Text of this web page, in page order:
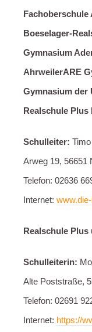
Fachoberschule
Boeselager-
Gymnasium
AhrweilerARE
Gymnasium der
Realschule Plus
Schulleiter:
Arweg 19, 56651
Telefon: 02636
Internet:
Realschule Plus
Schulleiterin:
Alte Poststraße,
Telefon: 02691
Internet: https://